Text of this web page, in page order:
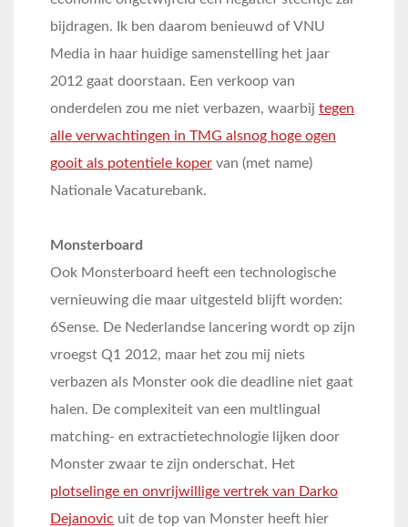
bijdragen. Ik ben daarom benieuwd of VNU
Media in haar huidige samenstelling het jaar
2012 gaat doorstaan. Een verkoop van
onderdelen zou me niet verbazen, waarbij tegen
alle verwachtingen in TMG alsnog hoge ogen
gooit als potentiele koper van (met name)
Nationale Vacaturebank.
Monsterboard
Ook Monsterboard heeft een technologische
vernieuwing die maar uitgesteld blijft worden:
6Sense. De Nederlandse lancering wordt op zijn
vroegst Q1 2012, maar het zou mij niets
verbazen als Monster ook die deadline niet gaat
halen. De complexiteit van een multlingual
matching- en extractietechnologie lijken door
Monster zwaar te zijn onderschat. Het
plotselinge en onvrijwillige vertrek van Darko
Dejanovic uit de top van Monster heeft hier